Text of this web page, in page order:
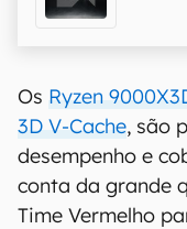
Os Ryzen
3D V-Cache, são
desempenho e
conta da grande
Time Vermelho